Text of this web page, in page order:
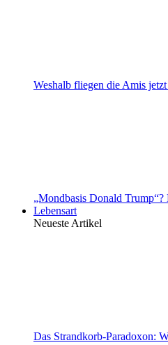
Weshalb fliegen die Amis
„Mondbasis Donald
Lebensart
Neueste Artikel
Das Strandkorb-Paradoxon: